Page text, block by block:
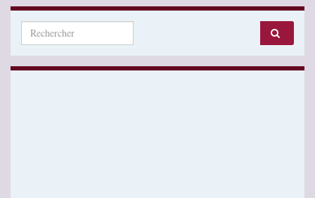
Search for: